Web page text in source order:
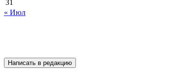
31
« Июл
Написать в редакцию